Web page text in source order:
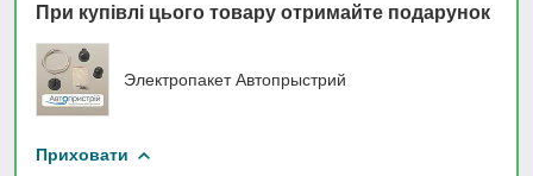
При купівлі цього товару отримайте подарунок
Электропакет Автопрыстрий
Приховати